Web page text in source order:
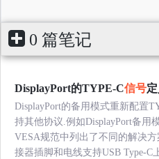
0 篇笔记
DisplayPort的TYPE-C信号
DisplayPort的备用模式重新配置
持其他协议.例如DisplayPort备用
VESA规范中列出了不同的解决
接器插脚和电线支持USB Type-C